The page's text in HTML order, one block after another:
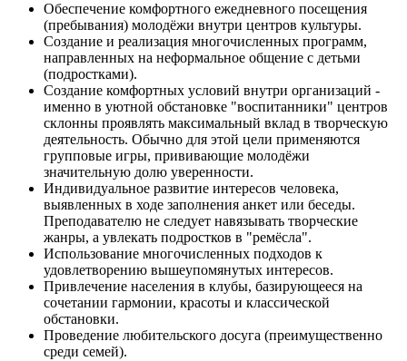
Обеспечение комфортного ежедневного посещения
(пребывания) молодёжи внутри центров культуры.
Создание и реализация многочисленных программ,
направленных на неформальное общение с детьми
(подростками).
Создание комфортных условий внутри организаций -
именно в уютной обстановке "воспитанники" центров
склонны проявлять максимальный вклад в творческую
деятельность. Обычно для этой цели применяются
групповые игры, прививающие молодёжи
значительную долю уверенности.
Индивидуальное развитие интересов человека,
выявленных в ходе заполнения анкет или беседы.
Преподавателю не следует навязывать творческие
жанры, а увлекать подростков в "ремёсла".
Использование многочисленных подходов к
удовлетворению вышеупомянутых интересов.
Привлечение населения в клубы, базирующееся на
сочетании гармонии, красоты и классической
обстановки.
Проведение любительского досуга (преимущественно
среди семей).